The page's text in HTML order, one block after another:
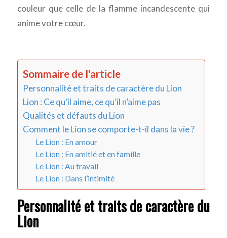
couleur que celle de la flamme incandescente qui
anime votre cœur.
Sommaire de l'article
Personnalité et traits de caractère du Lion
Lion : Ce qu’il aime, ce qu’il n’aime pas
Qualités et défauts du Lion
Comment le Lion se comporte-t-il dans la vie ?
Le Lion : En amour
Le Lion : En amitié et en famille
Le Lion : Au travail
Le Lion : Dans l’intimité
Personnalité et traits de caractère du
Lion